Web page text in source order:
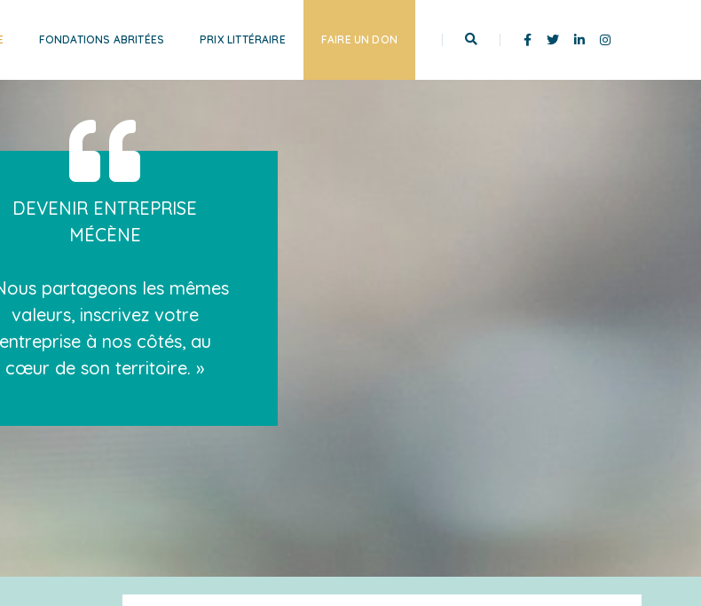
FONDATIONS ABRITÉES PRIX LITTÉRAIRE FAIRE UN DON
DEVENIR ENTREPRISE
MÉCÈNE
partageons les mêmes
valeurs, inscrivez votre
entreprise à nos côtés, au
cœur de son territoire. »